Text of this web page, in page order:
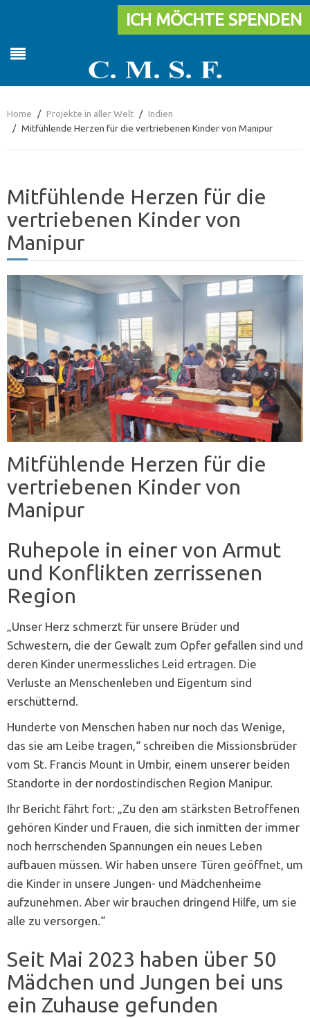
ICH MÖCHTE SPENDEN
Home Projekte in aller Welt
Indien
Mitfühlende Herzen für die vertriebenen Kinder von Manipur
Mitfühlende Herzen für die
vertriebenen Kinder von
Manipur
Mitfühlende Herzen für die
vertriebenen Kinder von
Manipur
Ruhepole in einer von Armut
und Konflikten zerrissenen
Region
„Unser Herz schmerzt für unsere Brüder und
Schwestern, die der Gewalt zum Opfer gefallen sind und
deren Kinder unermessliches Leid ertragen. Die
Verluste an Menschenleben und Eigentum sind
erschütternd.
Hunderte von Menschen haben nur noch das Wenige,
das sie am Leibe tragen,“ schreiben die Missionsbrüder
vom St. Francis Mount in Umbir, einem unserer beiden
Standorte in der nordostindischen Region Manipur.
Ihr Bericht fährt fort: „Zu den am stärksten Betroffenen
gehören Kinder und Frauen, die sich inmitten der immer
noch herrschenden Spannungen ein neues Leben
aufbauen müssen. Wir haben unsere Türen geöffnet, um
die Kinder in unsere Jungen- und Mädchenheime
aufzunehmen. Aber wir brauchen dringend Hilfe, um sie
alle zu versorgen.“
Seit Mai 2023 haben über 50
Mädchen und Jungen bei uns
ein Zuhause gefunden